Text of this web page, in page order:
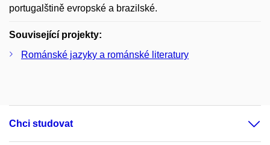
portugalštině evropské a brazilské.
Související projekty:
Románské jazyky a románské literatury
Chci studovat